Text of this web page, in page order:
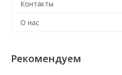
Контакты
О нас
Рекомендуем